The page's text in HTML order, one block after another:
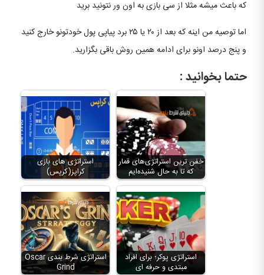
که باعث میشه مثلا از سی بازی به اون ور نتونید برید
اما توصیه من اینه که بعد از ۲۰ یا ۲۵ برد پیاپی پول خودتونو خارج کنید
و پنج درصد اونو برای ادامه همین روش باقی بگزارید.
حتما بخوانید :
استراتژی های بازی
کراپز(کرپس)
خفن ترین استراتژی‌های قمار
که تا به حال شنیده‌ایم
استراتژی شرط بندی Oscar
Grind
استراتژی پوکر؛ برای افراد
مبتدی و حرفه ای